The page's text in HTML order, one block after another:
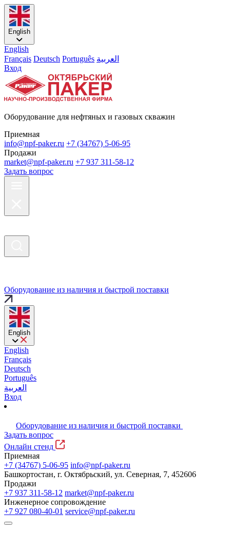
English
English
Français Deutsch Português العربية
Вход
Оборудование для нефтяных и газовых скважин
Приемная
info@npf-paker.ru +7 (34767) 5-06-95
Продажи
market@npf-paker.ru +7 937 311-58-12
Задать вопрос
Оборудование из наличия и быстрой поставки
English
English
Français
Deutsch
Português
العربية
Вход
Оборудование из наличия и быстрой поставки
Задать вопрос
Онлайн стенд
Приемная
+7 (34767) 5-06-95 info@npf-paker.ru
Башкортостан, г. Октябрьский, ул. Северная, 7, 452606
Продажи
+7 937 311-58-12 market@npf-paker.ru
Инженерное сопровождение
+7 927 080-40-01 service@npf-paker.ru